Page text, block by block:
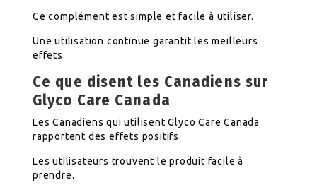
Ce complément est simple et facile à utiliser.
Une utilisation continue garantit les meilleurs
effets.
Ce que disent les Canadiens sur
Glyco Care Canada
Les Canadiens qui utilisent Glyco Care Canada
rapportent des effets positifs.
Les utilisateurs trouvent le produit facile à
prendre.